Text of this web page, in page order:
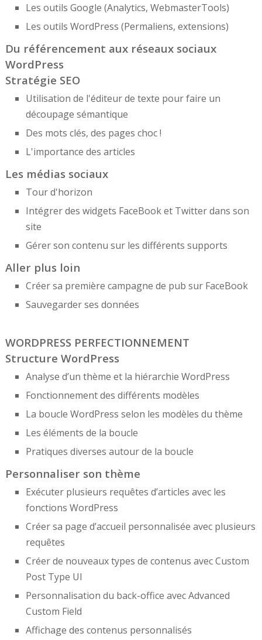
Les outils Google (Analytics, WebmasterTools)
Les outils WordPress (Permaliens, extensions)
Du référencement aux réseaux sociaux
WordPress
Stratégie SEO
Utilisation de l'éditeur de texte pour faire un
découpage sémantique
Des mots clés, des pages choc !
L'importance des articles
Les médias sociaux
Tour d'horizon
Intégrer des widgets FaceBook et Twitter dans son
site
Gérer son contenu sur les différents supports
Aller plus loin
Créer sa première campagne de pub sur FaceBook
Sauvegarder ses données
WORDPRESS PERFECTIONNEMENT
Structure WordPress
Analyse d’un thème et la hiérarchie WordPress
Fonctionnement des différents modèles
La boucle WordPress selon les modèles du thème
Les éléments de la boucle
Pratiques diverses autour de la boucle
Personnaliser son thème
Exécuter plusieurs requêtes d’articles avec les
fonctions WordPress
Créer sa page d’accueil personnalisée avec plusieurs
requêtes
Créer de nouveaux types de contenus avec Custom
Post Type UI
Personnalisation du back-office avec Advanced
Custom Field
Affichage des contenus personnalisés